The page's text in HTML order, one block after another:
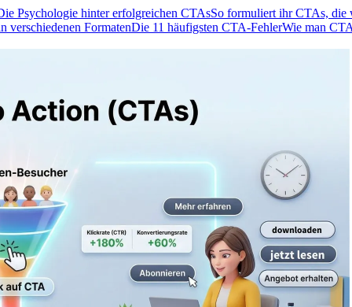
Psychologie hinter erfolgreichen CTAsSo formuliert ihr CTAs,
verschiedenen FormatenDie 11 häufigsten CTA-FehlerWie man